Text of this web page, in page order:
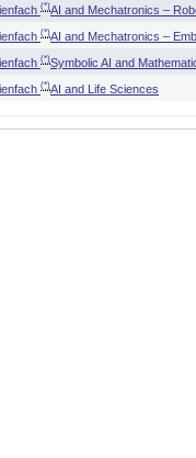
(*)AI and Mechatronics –
(*)AI and Mechatronics –
(*)Symbolic AI and
(*)AI and Life Sciences